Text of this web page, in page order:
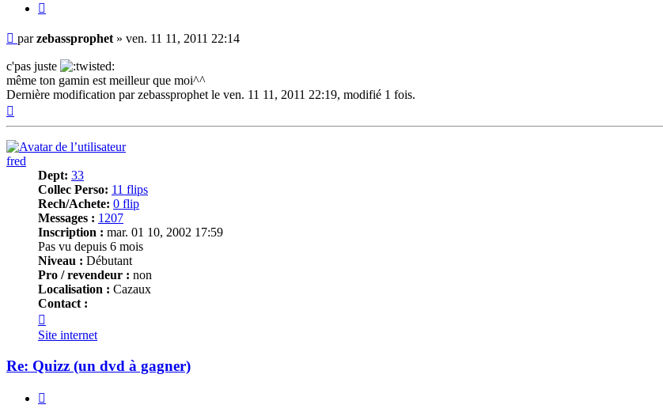
Message
parzebassprophet » ven. 11 11, 2011 22:14
c'pas juste
même ton gamin est meilleur que moi^^
Dernière modification parzebassprophet le ven. 11 11, 2011 22:19, modifié 1 fois.
fred
Dept: 33
Collec Perso: 11 flips
Rech/Achete: 0 flip
Messages : 1207
Inscription : mar. 01 10, 2002 17:59
Pas vu depuis 6 mois
Niveau : Débutant
Pro / revendeur : non
Localisation : Cazaux
Contact :
fred
Site internet
Re: Quizz (un dvd à gagner)